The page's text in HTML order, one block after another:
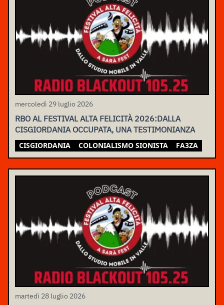
mercoledì 29 luglio 2026
RBO AL FESTIVAL ALTA FELICITÀ 2026:DALLA
CISGIORDANIA OCCUPATA, UNA TESTIMONIANZA
CISGIORDANIA COLONIALISMO SIONISTA FA3ZA
martedì 28 luglio 2026